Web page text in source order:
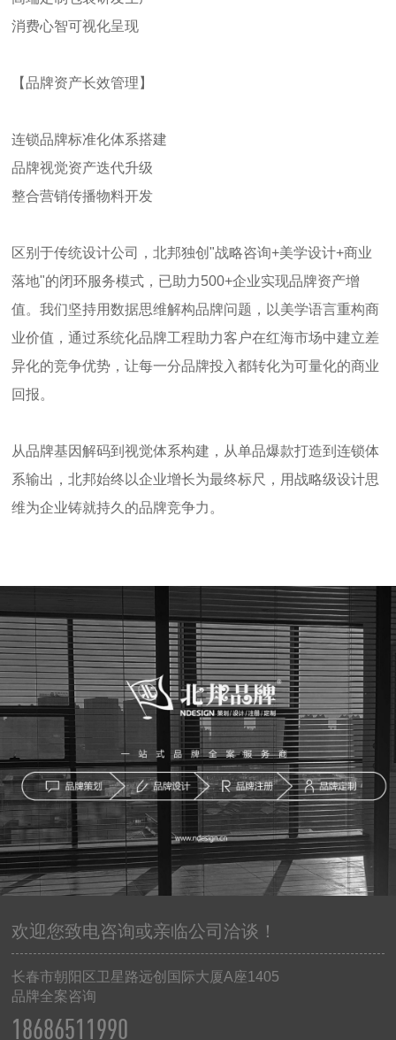
消费心智可视化呈现
【品牌资产长效管理】
连锁品牌标准化体系搭建
品牌视觉资产迭代升级
整合营销传播物料开发
区别于传统设计公司，北邦独创"战略咨询+美学设计+商业
落地"的闭环服务模式，已助力500+企业实现品牌资产增
值。我们坚持用数据思维解构品牌问题，以美学语言重构商
业价值，通过系统化品牌工程助力客户在红海市场中建立差
异化的竞争优势，让每一分品牌投入都转化为可量化的商业
回报。
从品牌基因解码到视觉体系构建，从单品爆款打造到连锁体
系输出，北邦始终以企业增长为最终标尺，用战略级设计思
维为企业铸就持久的品牌竞争力。
欢迎您致电咨询或亲临公司洽谈！
长春市朝阳区卫星路远创国际大厦A座1405
品牌全案咨询
18686511990